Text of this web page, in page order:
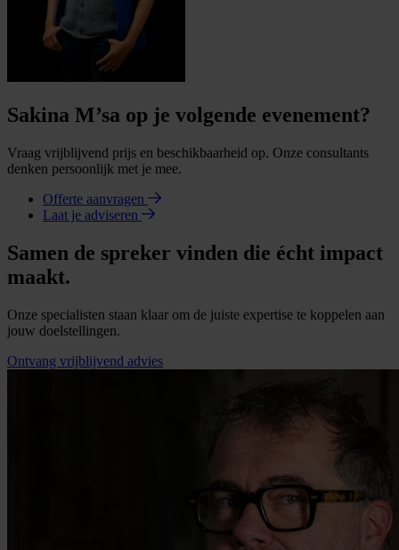
Sakina M’sa op je volgende evenement?
Vraag vrijblijvend prijs en beschikbaarheid op. Onze consultants
denken persoonlijk met je mee.
Offerte aanvragen
Laat je adviseren
Samen de spreker vinden die écht impact
maakt.
Onze specialisten staan klaar om de juiste expertise te koppelen aan
jouw doelstellingen.
Ontvang vrijblijvend advies